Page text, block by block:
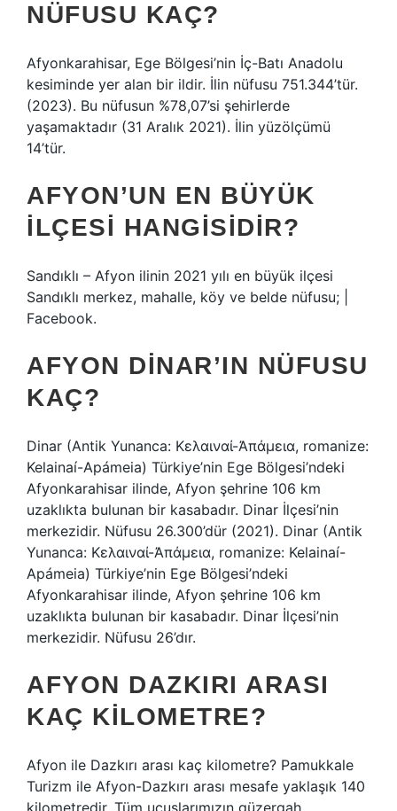
NÜFUSU KAÇ?
Afyonkarahisar, Ege Bölgesi’nin İç-Batı Anadolu
kesiminde yer alan bir ildir. İlin nüfusu 751.344’tür.
(2023). Bu nüfusun %78,07’si şehirlerde
yaşamaktadır (31 Aralık 2021). İlin yüzölçümü
14’tür.
AFYON’UN EN BÜYÜK
ILÇESI HANGISIDIR?
Sandıklı – Afyon ilinin 2021 yılı en büyük ilçesi
Sandıklı merkez, mahalle, köy ve belde nüfusu; |
Facebook.
AFYON DINAR’IN NÜFUSU
KAÇ?
Dinar (Antik Yunanca: Κελαιναί-Ἀπάμεια, romanize:
Kelainaí-Apámeia) Türkiye’nin Ege Bölgesi’ndeki
Afyonkarahisar ilinde, Afyon şehrine 106 km
uzaklıkta bulunan bir kasabadır. Dinar İlçesi’nin
merkezidir. Nüfusu 26.300’dür (2021). Dinar (Antik
Yunanca: Κελαιναί-Ἀπάμεια, romanize: Kelainaí-
Apámeia) Türkiye’nin Ege Bölgesi’ndeki
Afyonkarahisar ilinde, Afyon şehrine 106 km
uzaklıkta bulunan bir kasabadır. Dinar İlçesi’nin
merkezidir. Nüfusu 26’dır.
AFYON DAZKIRI ARASI
KAÇ KILOMETRE?
Afyon ile Dazkırı arası kaç kilometre? Pamukkale
Turizm ile Afyon-Dazkırı arası mesafe yaklaşık 140
kilometredir. Tüm uçuşlarımızın güzergah,